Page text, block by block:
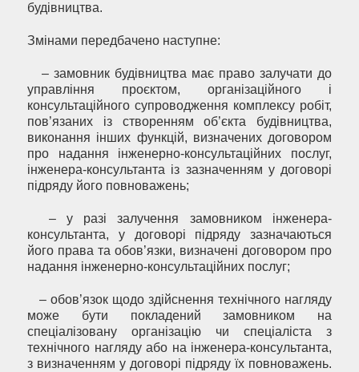
будівництва.
Змінами передбачено наступне:
– замовник будівництва має право залучати до
управління проєктом, організаційного і
консультаційного супроводження комплексу робіт,
пов’язаних із створенням об’єкта будівництва,
виконання інших функцій, визначених договором
про надання інженерно-консультаційних послуг,
інженера-консультанта із зазначенням у договорі
підряду його повноважень;
– у разі залучення замовником інженера-
консультанта, у договорі підряду зазначаються
його права та обов’язки, визначені договором про
надання інженерно-консультаційних послуг;
– обов’язок щодо здійснення технічного нагляду
може бути покладений замовником на
спеціалізовану організацію чи спеціаліста з
технічного нагляду або на інженера-консультанта,
з визначенням у договорі підряду їх повноважень.